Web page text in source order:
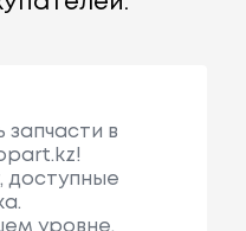
запчасти в
доступные
уровне.